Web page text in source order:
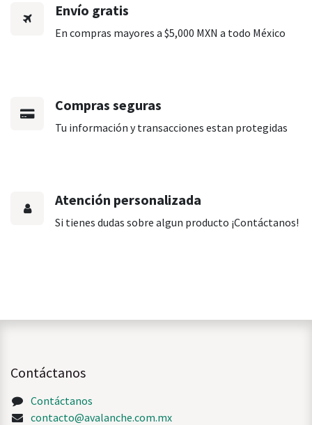
Envío gratis
En compras mayores a $5,000 MXN a todo México
Compras seguras
Tu información y transacciones estan protegidas
Atención personalizada
Si tienes dudas sobre algun producto ¡Contáctanos!
Contáctanos
Contáctanos
contacto@avalanche.com.mx